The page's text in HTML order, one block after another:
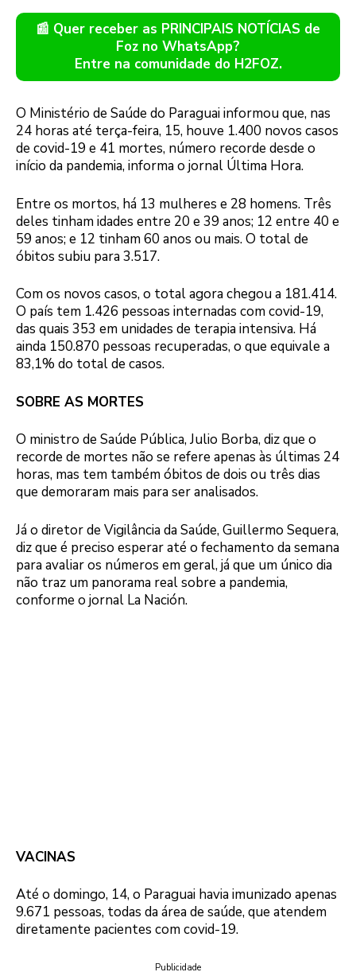
📰 Quer receber as PRINCIPAIS NOTÍCIAS de
Foz no WhatsApp?
Entre na comunidade do H2FOZ.
O Ministério de Saúde do Paraguai informou que, nas
24 horas até terça-feira, 15, houve 1.400 novos casos
de covid-19 e 41 mortes, número recorde desde o
início da pandemia, informa o jornal Última Hora.
Entre os mortos, há 13 mulheres e 28 homens. Três
deles tinham idades entre 20 e 39 anos; 12 entre 40 e
59 anos; e 12 tinham 60 anos ou mais. O total de
óbitos subiu para 3.517.
Com os novos casos, o total agora chegou a 181.414.
O país tem 1.426 pessoas internadas com covid-19,
das quais 353 em unidades de terapia intensiva. Há
ainda 150.870 pessoas recuperadas, o que equivale a
83,1% do total de casos.
SOBRE AS MORTES
O ministro de Saúde Pública, Julio Borba, diz que o
recorde de mortes não se refere apenas às últimas 24
horas, mas tem também óbitos de dois ou três dias
que demoraram mais para ser analisados.
Já o diretor de Vigilância da Saúde, Guillermo Sequera,
diz que é preciso esperar até o fechamento da semana
para avaliar os números em geral, já que um único dia
não traz um panorama real sobre a pandemia,
conforme o jornal La Nación.
VACINAS
Até o domingo, 14, o Paraguai havia imunizado apenas
9.671 pessoas, todas da área de saúde, que atendem
diretamente pacientes com covid-19.
Publicidade